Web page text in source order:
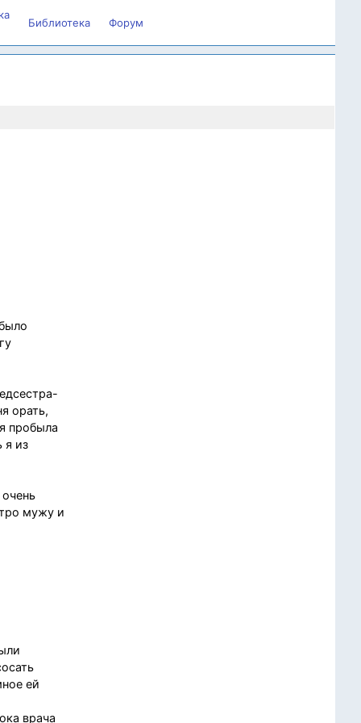
Библиотека Форум
орать,
пробыла
я из
мужу и
ей
врача